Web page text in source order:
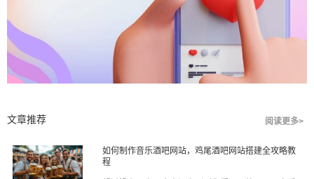
文章推荐 阅读更多>
如何制作音乐酒吧网站，鸡尾酒吧网站搭建全攻略教
程